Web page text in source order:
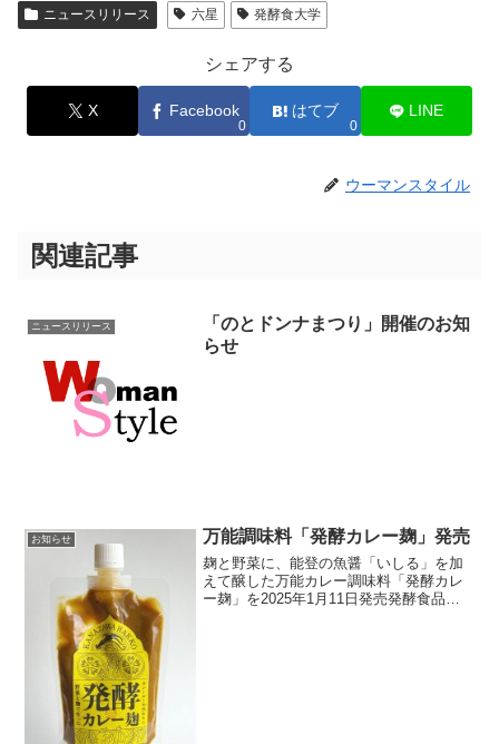
ニュースリリース 六星 発酵食大学
シェアする
X Facebook
0
はてブ
0
LINE
ウーマンスタイル
関連記事
ニュースリリース
「のとドンナまつり」開催のお知
らせ
お知らせ 万能調味料「発酵カレー麹」発売
麹と野菜に、能登の魚醤「いしる」を加
えて醸した万能カレー調味料「発酵カレ
ー麹」を2025年1月11日発売発酵食品の